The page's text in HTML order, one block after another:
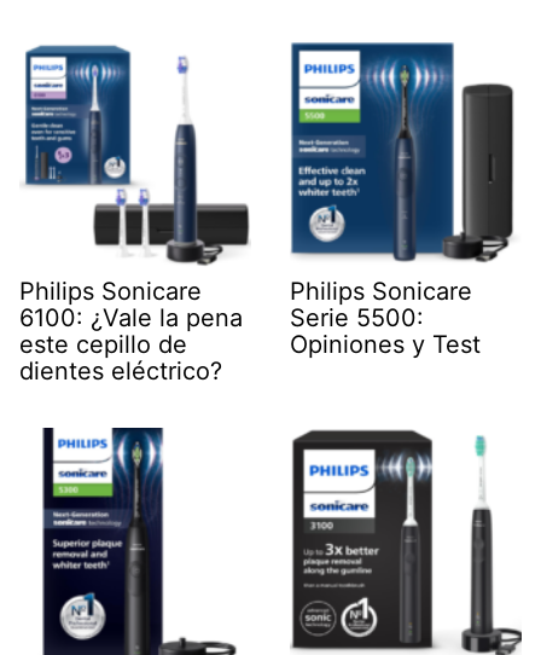
Philips Sonicare
6100: ¿Vale la pena
este cepillo de
dientes eléctrico?
Philips Sonicare
Serie 5500:
Opiniones y Test